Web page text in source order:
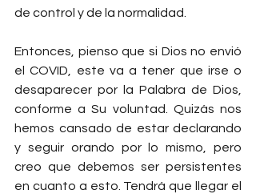
de control y de la normalidad.
Entonces, pienso que si Dios no envió
el COVID, este va a tener que irse o
desaparecer por la Palabra de Dios,
conforme a Su voluntad. Quizás nos
hemos cansado de estar declarando
y seguir orando por lo mismo, pero
creo que debemos ser persistentes
en cuanto a esto. Tendrá que llegar el